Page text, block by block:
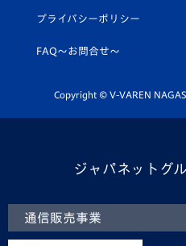
平和祈念活動
ホームタウン活動
スクール
公式LINE＠
プライバシーポリシー
FAQ〜お問合せ〜
Copyright © V-VAREN
ジャパネットグ
通信販売事業